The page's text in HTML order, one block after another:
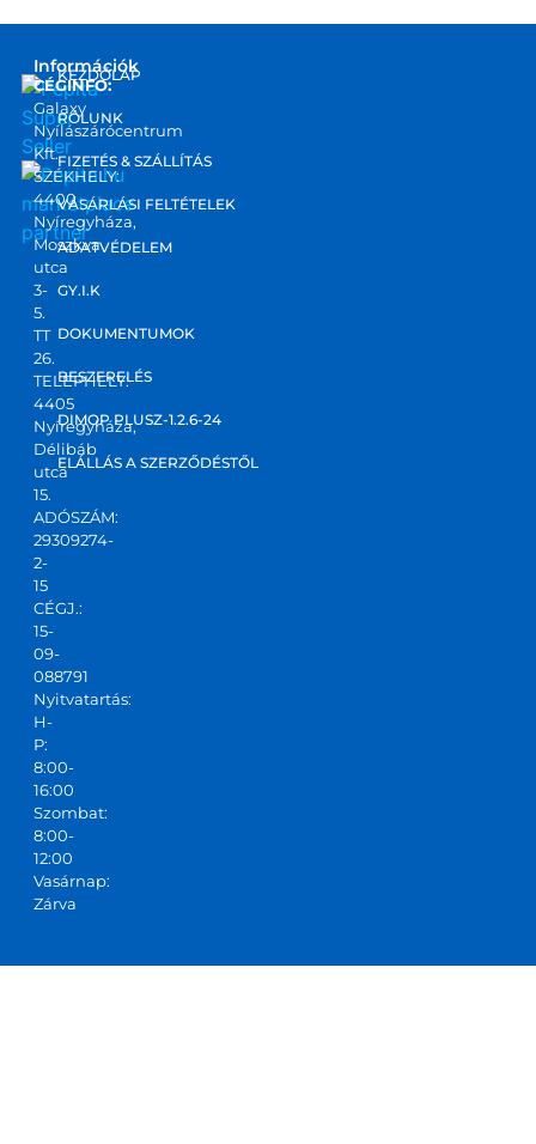
marketplace
partner
Információk
CÉGINFO:
Galaxy
Nyílászárócentrum
Kft.
SZÉKHELY:
4400
Nyíregyháza,
Moszkva
utca
3-
5.
TT
26.
TELEPHELY:
4405
Nyíregyháza,
Délibáb
utca
15.
ADÓSZÁM:
29309274-
2-
15
CÉGJ.:
15-
09-
088791
Nyitvatartás:
H-
P:
8:00-
16:00
Szombat:
8:00-
12:00
Vasárnap:
Zárva
KEZDŐLAP
RÓLUNK
FIZETÉS & SZÁLLÍTÁS
VÁSÁRLÁSI FELTÉTELEK
ADATVÉDELEM
GY.I.K
DOKUMENTUMOK
BESZERELÉS
DIMOP PLUSZ-1.2.6-24
ELÁLLÁS A SZERZŐDÉSTŐL